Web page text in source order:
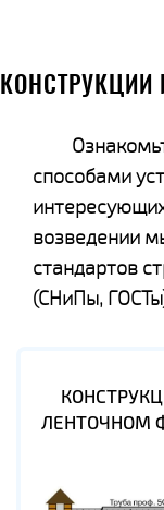
КОНСТРУКЦИИ
способами
возведении
стандартов
(СНиПы,
ЛЕНТОЧНОМ